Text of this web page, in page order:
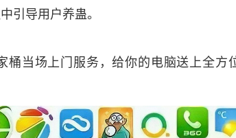
引导用户养蛊。
桶当场上门服务，给你的电脑送上全方